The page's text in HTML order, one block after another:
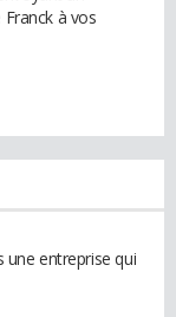
à vos
une entreprise qui